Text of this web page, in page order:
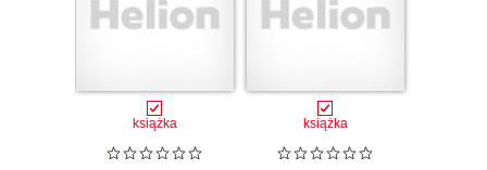
książka książka